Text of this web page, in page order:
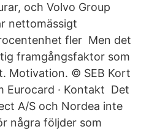
och Volvo Group
nettomässigt
fler Men det
framgångsfaktor som
Motivation. © SEB Kort
Eurocard · Kontakt Det
A/S och Nordea inte
några följder som